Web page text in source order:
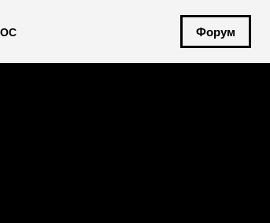
Форум